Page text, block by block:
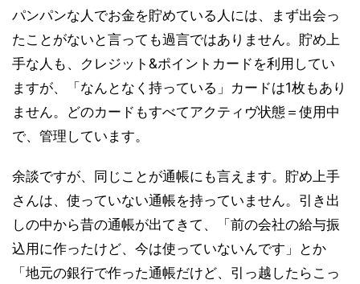
パンパンな人でお金を貯めている人には、まず出会っ
たことがないと言っても過言ではありません。貯め上
手な人も、クレジット&ポイントカードを利用してい
ますが、「なんとなく持っている」カードは1枚もあり
ません。どのカードもすべてアクティヴ状態＝使用中
で、管理しています。
余談ですが、同じことが通帳にも言えます。貯め上手
さんは、使っていない通帳を持っていません。引き出
しの中から昔の通帳が出てきて、「前の会社の給与振
込用に作ったけど、今は使っていないんです」とか
「地元の銀行で作った通帳だけど、引っ越したらこっ